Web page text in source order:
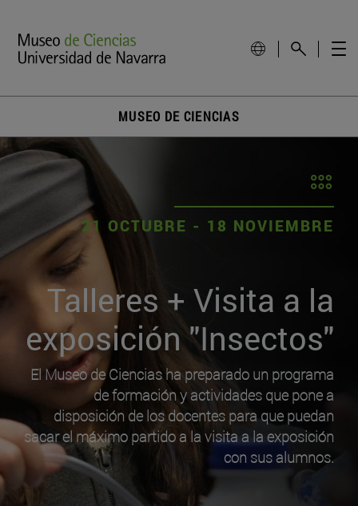
MUSEO DE CIENCIAS
21 OCTUBRE - 18 NOVIEMBRE
Talleres + Visita a la
exposición "Insectos"
El Museo de Ciencias ha preparado un programa
de formación y actividades que pone a
disposición de los docentes para que puedan
sacar el máximo partido a la visita a la exposición
con sus alumnos.